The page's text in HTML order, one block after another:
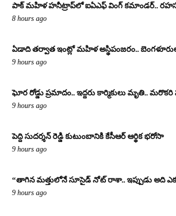
పాక్ మహిళ హనీట్రాప్‌లో ఐఏఎఫ్ వింగ్ కమాండర్..
8 hours ago
ఏడాది తర్వాత ఇంట్లో మహిళ అస్థిపంజరం..
9 hours ago
ఘోర రోడ్డు ప్రమాదం.. ఇద్దరు కార్మికులు మృతి..
9 hours ago
పెద్ది సుదర్శన్ రెడ్డి కుటుంబానికి కేసీఆర్ ఆర్థిక భరోసా
9 hours ago
“తాగిన మత్తులోనే సూసైడ్ నోట్ రాశా.. ఇప్పుడు అది
9 hours ago